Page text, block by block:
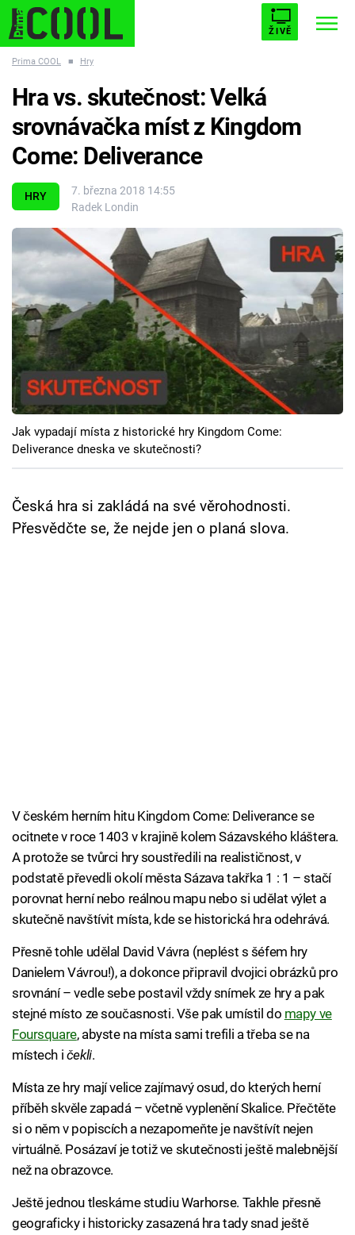
ŽIVĚ
ESCAPE PLNEJ KOTEL AVENGERS 5
Témata
Filmy
Seriály
Hry
Cool Esport
Pořady
TV Program
Přihlášení
Prima COOL ■ Hry
HRY
7. března 2018 14:55
Radek Londin
Hra vs. skutečnost: Velká
srovnávačka míst z Kingdom
Come: Deliverance
Jak vypadají místa z historické hry Kingdom Come:
Deliverance dneska ve skutečnosti?
Česká hra si zakládá na své věrohodnosti.
Přesvědčte se, že nejde jen o planá slova.
V českém herním hitu Kingdom Come: Deliverance se
ocitnete v roce 1403 v krajině kolem Sázavského kláštera.
A protože se tvůrci hry soustředili na realističnost, v
podstatě převedli okolí města Sázava takřka 1 : 1 – stačí
porovnat herní nebo reálnou mapu nebo si udělat výlet a
skutečně navštívit místa, kde se historická hra odehrává.
Přesně tohle udělal David Vávra (neplést s šéfem hry
Danielem Vávrou!), a dokonce připravil dvojici obrázků pro
srovnání – vedle sebe postavil vždy snímek ze hry a pak
stejné místo ze současnosti. Vše pak umístil do mapy ve
Foursquare, abyste na místa sami trefili a třeba se na
místech i čekli.
Místa ze hry mají velice zajímavý osud, do kterých herní
příběh skvěle zapadá – včetně vyplenění Skalice. Přečtěte
si o něm v popiscích a nezapomeňte je navštívít nejen
virtuálně. Posázaví je totiž ve skutečnosti ještě malebnější
než na obrazovce.
Ještě jednou tleskáme studiu Warhorse. Takhle přesně
geograficky i historicky zasazená hra tady snad ještě